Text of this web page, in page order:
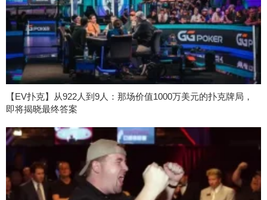
【EV扑克】从922人到9人：那场价值1000万美元的扑克牌局，
即将揭晓最终答案